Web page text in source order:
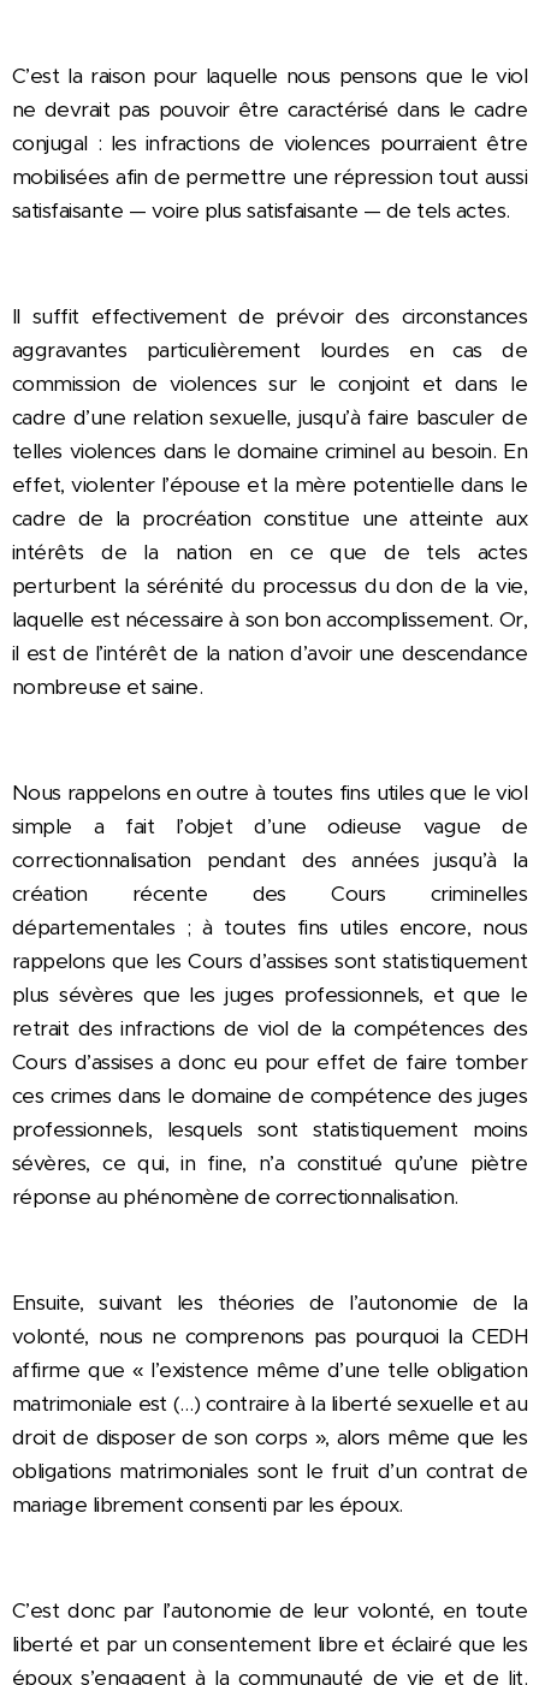
C’est la raison pour laquelle nous pensons que le viol
ne devrait pas pouvoir être caractérisé dans le cadre
conjugal : les infractions de violences pourraient être
mobilisées afin de permettre une répression tout aussi
satisfaisante — voire plus satisfaisante — de tels actes.
Il suffit effectivement de prévoir des circonstances
aggravantes particulièrement lourdes en cas de
commission de violences sur le conjoint et dans le
cadre d’une relation sexuelle, jusqu’à faire basculer de
telles violences dans le domaine criminel au besoin. En
effet, violenter l’épouse et la mère potentielle dans le
cadre de la procréation constitue une atteinte aux
intérêts de la nation en ce que de tels actes
perturbent la sérénité du processus du don de la vie,
laquelle est nécessaire à son bon accomplissement. Or,
il est de l’intérêt de la nation d’avoir une descendance
nombreuse et saine.
Nous rappelons en outre à toutes fins utiles que le viol
simple a fait l’objet d’une odieuse vague de
correctionnalisation pendant des années jusqu’à la
création récente des Cours criminelles
départementales ; à toutes fins utiles encore, nous
rappelons que les Cours d’assises sont statistiquement
plus sévères que les juges professionnels, et que le
retrait des infractions de viol de la compétences des
Cours d’assises a donc eu pour effet de faire tomber
ces crimes dans le domaine de compétence des juges
professionnels, lesquels sont statistiquement moins
sévères, ce qui, in fine, n’a constitué qu’une piètre
réponse au phénomène de correctionnalisation.
Ensuite, suivant les théories de l’autonomie de la
volonté, nous ne comprenons pas pourquoi la CEDH
affirme que « l’existence même d’une telle obligation
matrimoniale est (…) contraire à la liberté sexuelle et au
droit de disposer de son corps », alors même que les
obligations matrimoniales sont le fruit d’un contrat de
mariage librement consenti par les époux.
C’est donc par l’autonomie de leur volonté, en toute
liberté et par un consentement libre et éclairé que les
époux s’engagent à la communauté de vie et de lit.